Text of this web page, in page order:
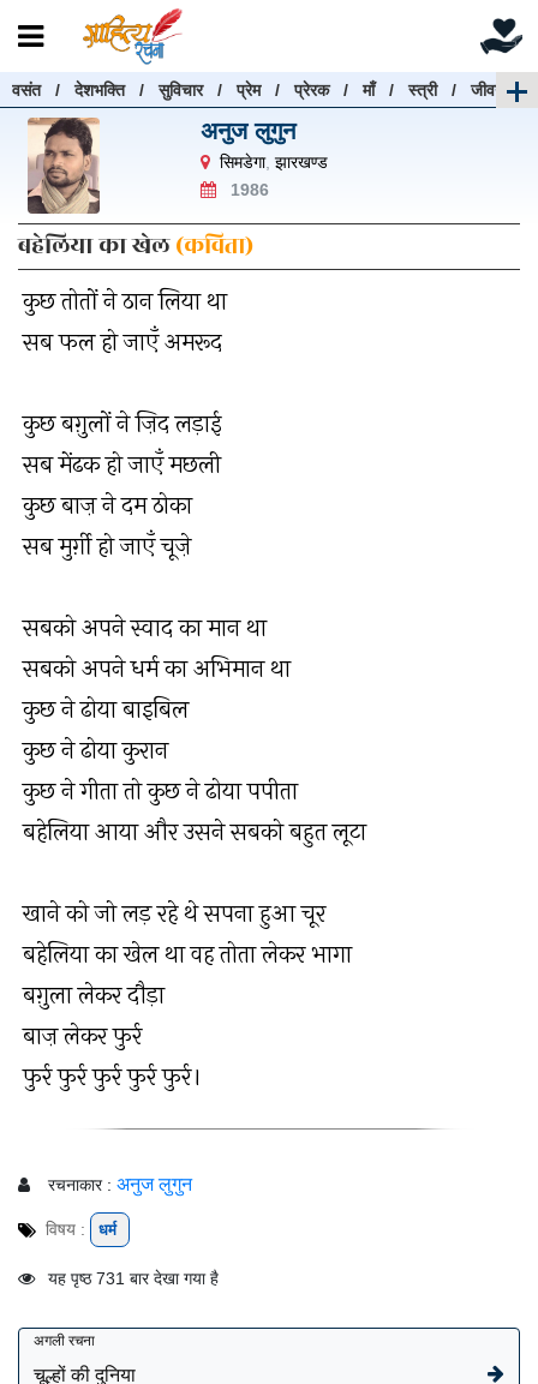
वसंत/देशभक्ति/सुविचार/प्रेम/प्रेरक/माँ/स्त्री/जीवन
अनुज लुगुन
सिमडेगा, झारखण्ड
1986
बहेलिया का खेल(कविता)
कुछ तोतों ने ठान लिया था
सब फल हो जाएँ अमरूद
कुछ बग़ुलों ने ज़िद लड़ाई
सब मेंढक हो जाएँ मछली
कुछ बाज़ ने दम ठोका
सब मुर्ग़ी हो जाएँ चूज़े
सबको अपने स्वाद का मान था
सबको अपने धर्म का अभिमान था
कुछ ने ढोया बाइबिल
कुछ ने ढोया कुरान
कुछ ने गीता तो कुछ ने ढोया पपीता
बहेलिया आया और उसने सबको बहुत लूटा
खाने को जो लड़ रहे थे सपना हुआ चूर
बहेलिया का खेल था वह तोता लेकर भागा
बग़ुला लेकर दौड़ा
बाज़ लेकर फुर्र
फुर्र फुर्र फुर्र फुर्र फुर्र।
रचनाकार : अनुज लुगुन
विषय : धर्म
यह पृष्ठ 731 बार देखा गया है
अगली रचना
चूल्हों की दुनिया
रचनाएँ खोजें
रचनाएँ खोजने के लिए नीचे दी गई बॉक्स में हिन्दी में लिखें और
"खोजें" बटन पर क्लिक करें